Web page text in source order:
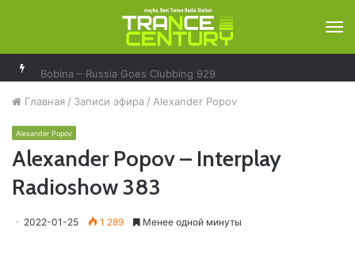
Bobina – Russia Goes Clubbing 929
Главная / Записи эфира / Alexander Popov
Alexander Popov
Alexander Popov – Interplay
Radioshow 383
2022-01-25 1 289 Менее одной минуты